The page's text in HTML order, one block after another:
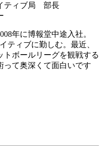
ティブ局 部長
年に博報堂中途入社。
ティブに勤しむ。最近、
ボールリーグを観戦する
って奥深くて面白いです